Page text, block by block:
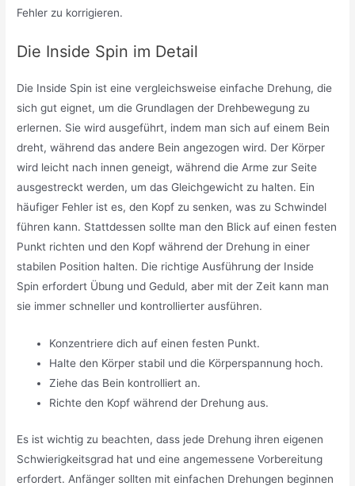
Fehler zu korrigieren.
Die Inside Spin im Detail
Die Inside Spin ist eine vergleichsweise einfache Drehung, die
sich gut eignet, um die Grundlagen der Drehbewegung zu
erlernen. Sie wird ausgeführt, indem man sich auf einem Bein
dreht, während das andere Bein angezogen wird. Der Körper
wird leicht nach innen geneigt, während die Arme zur Seite
ausgestreckt werden, um das Gleichgewicht zu halten. Ein
häufiger Fehler ist es, den Kopf zu senken, was zu Schwindel
führen kann. Stattdessen sollte man den Blick auf einen festen
Punkt richten und den Kopf während der Drehung in einer
stabilen Position halten. Die richtige Ausführung der Inside
Spin erfordert Übung und Geduld, aber mit der Zeit kann man
sie immer schneller und kontrollierter ausführen.
Konzentriere dich auf einen festen Punkt.
Halte den Körper stabil und die Körperspannung hoch.
Ziehe das Bein kontrolliert an.
Richte den Kopf während der Drehung aus.
Es ist wichtig zu beachten, dass jede Drehung ihren eigenen
Schwierigkeitsgrad hat und eine angemessene Vorbereitung
erfordert. Anfänger sollten mit einfachen Drehungen beginnen